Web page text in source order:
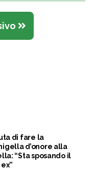
di fare la
d’onore alla
“Sta sposando il